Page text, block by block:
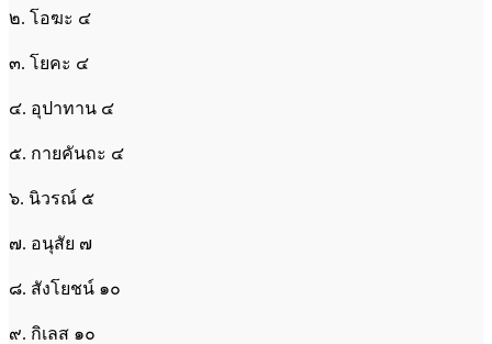
๒. โอฆะ ๔
๓. โยคะ ๔
๔. อุปาทาน ๔
๕. กายคันถะ ๔
๖. นิวรณ์ ๕
๗. อนุสัย ๗
๘. สังโยชน์ ๑๐
๙. กิเลส ๑๐